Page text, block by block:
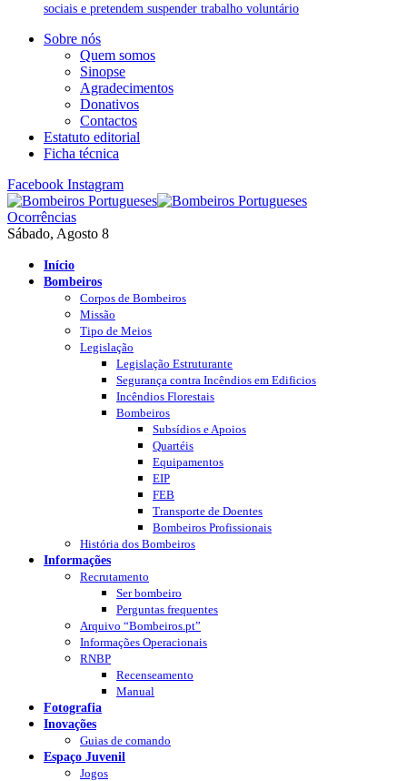
sociais e pretendem suspender trabalho voluntário
Sobre nós
Quem somos
Sinopse
Agradecimentos
Donativos
Contactos
Estatuto editorial
Ficha técnica
Facebook Instagram
Ocorrências
Sábado, Agosto 8
Início
Bombeiros
Corpos de Bombeiros
Missão
Tipo de Meios
Legislação
Legislação Estruturante
Segurança contra Incêndios em Edificios
Incêndios Florestais
Bombeiros
Subsídios e Apoios
Quartéis
Equipamentos
EIP
FEB
Transporte de Doentes
Bombeiros Profissionais
História dos Bombeiros
Informações
Recrutamento
Ser bombeiro
Perguntas frequentes
Arquivo “Bombeiros.pt”
Informações Operacionais
RNBP
Recenseamento
Manual
Fotografia
Inovações
Guias de comando
Espaço Juvenil
Jogos